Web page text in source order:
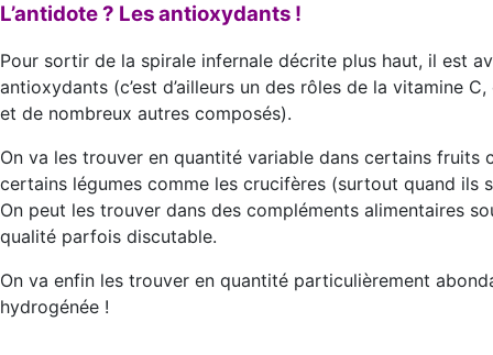
L’antidote ? Les antioxydants !
Pour sortir de la spirale infernale décrite plus haut, il est
antioxydants (c’est d’ailleurs un des rôles de la vitamine
et de nombreux autres composés).
On va les trouver en quantité variable dans certains fruits
certains légumes comme les crucifères (surtout quand ils
On peut les trouver dans des compléments alimentaires
qualité parfois discutable.
On va enfin les trouver en quantité particulièrement
hydrogénée !